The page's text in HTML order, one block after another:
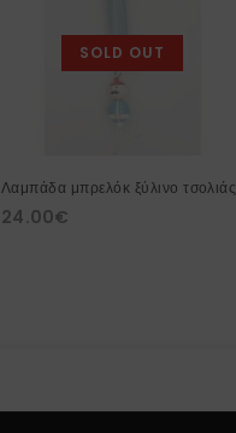
SOLD OUT
Λαμπάδα μπρελόκ ξύλινο τσολιάς
24.00€